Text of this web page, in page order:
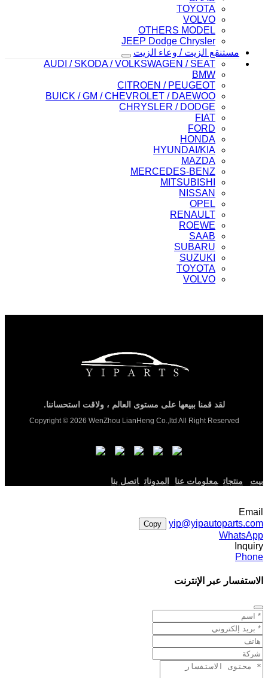
TOYOTA
VOLVO
OTHERS MODEL
JEEP Dodge Chrysler
مستنقع الزيت / وعاء الزيت
AUDI / SKODA / VOLKSWAGEN / SEAT
BMW
CITROEN / PEUGEOT
BUICK / GM / CHEVROLET / DAEWOO
CHRYSLER / DODGE
FIAT
FORD
HONDA
HYUNDAI/KIA
MAZDA
MERCEDES-BENZ
MITSUBISHI
NISSAN
OPEL
RENAULT
ROEWE
SAAB
SUBARU
SUZUKI
TOYOTA
VOLVO
لقد قمنا ببيعها على مستوى العالم ، ولاقت استحساننا.
Copyright © 2026 WenZhou LianHeng Co.,ltd All Right Reserved
بيت منتجات معلومات عنا المدونات اتصل بنا
Email
yip@yipautoparts.com
Copy
WhatsApp
Inquiry
Phone
الاستفسار عبر الإنترنت